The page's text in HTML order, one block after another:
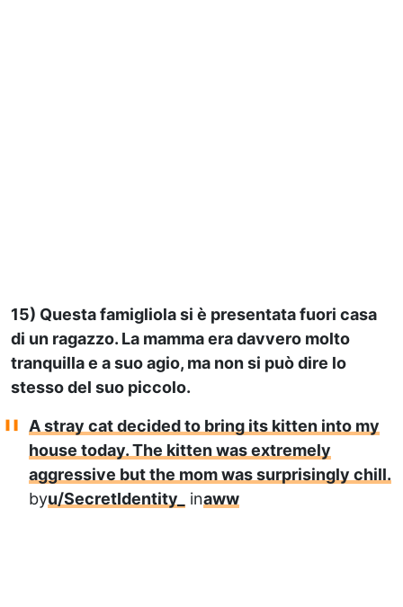
15) Questa famigliola si è presentata fuori casa
di un ragazzo. La mamma era davvero molto
tranquilla e a suo agio, ma non si può dire lo
stesso del suo piccolo.
A stray cat decided to bring its kitten into my
house today. The kitten was extremely
aggressive but the mom was surprisingly chill.
byu/SecretIdentity_ inaww